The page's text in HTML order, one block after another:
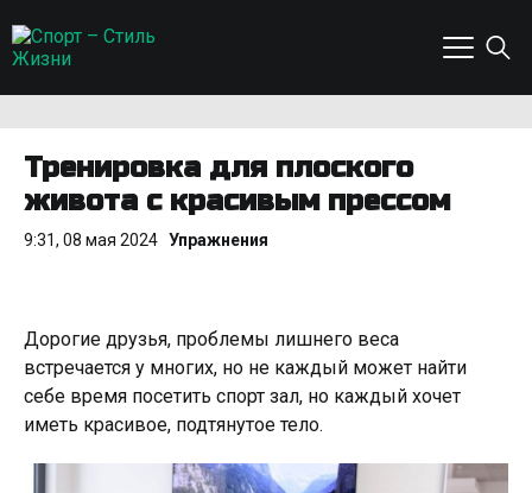
Тренировка для плоского
живота с красивым прессом
9:31, 08 мая 2024 Упражнения
Дорогие друзья, проблемы лишнего веса
встречается у многих, но не каждый может найти
себе время посетить спорт зал, но каждый хочет
иметь красивое, подтянутое тело.